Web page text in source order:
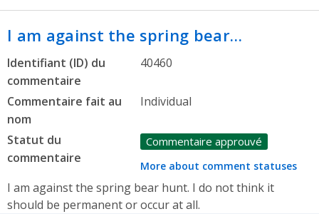
I am against the spring bear…
Identifiant (ID) du
commentaire
40460
Commentaire fait au
nom
Individual
Statut du
commentaire
Commentaire approuvé
More about comment statuses
I am against the spring bear hunt. I do not think it
should be permanent or occur at all.